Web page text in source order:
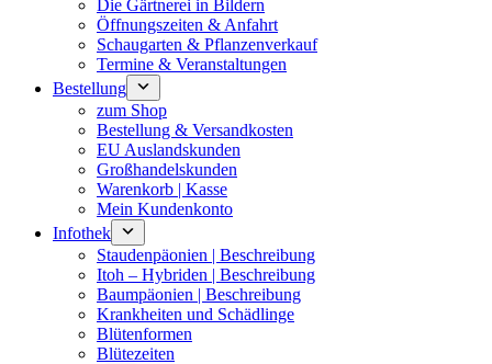
Die Gärtnerei in Bildern
Öffnungszeiten & Anfahrt
Schaugarten & Pflanzenverkauf
Termine & Veranstaltungen
Bestellung
zum Shop
Bestellung & Versandkosten
EU Auslandskunden
Großhandelskunden
Warenkorb | Kasse
Mein Kundenkonto
Infothek
Staudenpäonien | Beschreibung
Itoh – Hybriden | Beschreibung
Baumpäonien | Beschreibung
Krankheiten und Schädlinge
Blütenformen
Blütezeiten